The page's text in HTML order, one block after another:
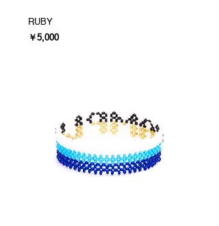
RUBY
価格
￥5,000